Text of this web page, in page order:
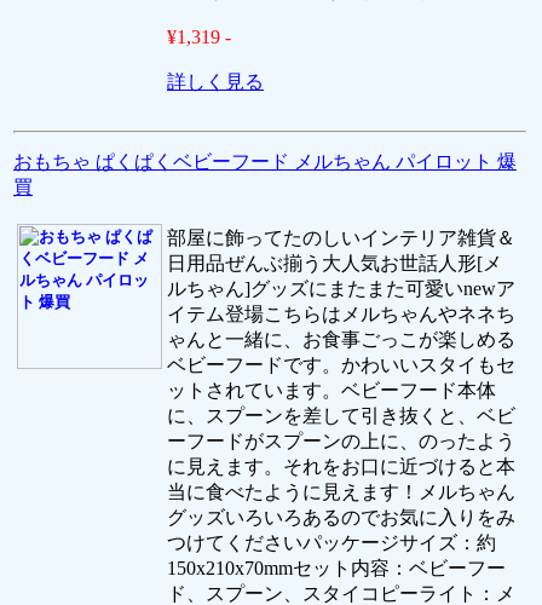
¥1,319 -
詳しく見る
おもちゃ ぱくぱくベビーフード メルちゃん パイロット 爆
買
部屋に飾ってたのしいインテリア雑貨＆
日用品ぜんぶ揃う大人気お世話人形[メ
ルちゃん]グッズにまたまた可愛いnewア
イテム登場こちらはメルちゃんやネネち
ゃんと一緒に、お食事ごっこが楽しめる
ベビーフードです。かわいいスタイもセ
ットされています。ベビーフード本体
に、スプーンを差して引き抜くと、ベビ
ーフードがスプーンの上に、のったよう
に見えます。それをお口に近づけると本
当に食べたように見えます！メルちゃん
グッズいろいろあるのでお気に入りをみ
つけてくださいパッケージサイズ：約
150x210x70mmセット内容：ベビーフー
ド、スプーン、スタイコピーライト：メ